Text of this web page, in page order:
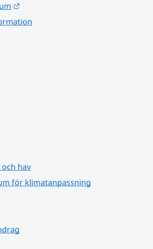
hav
för klimatanpassning